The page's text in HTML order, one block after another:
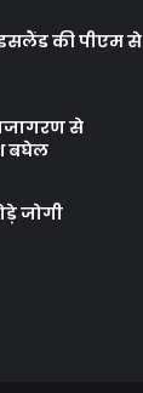
की पीएम से
से
बघेल
जोगी